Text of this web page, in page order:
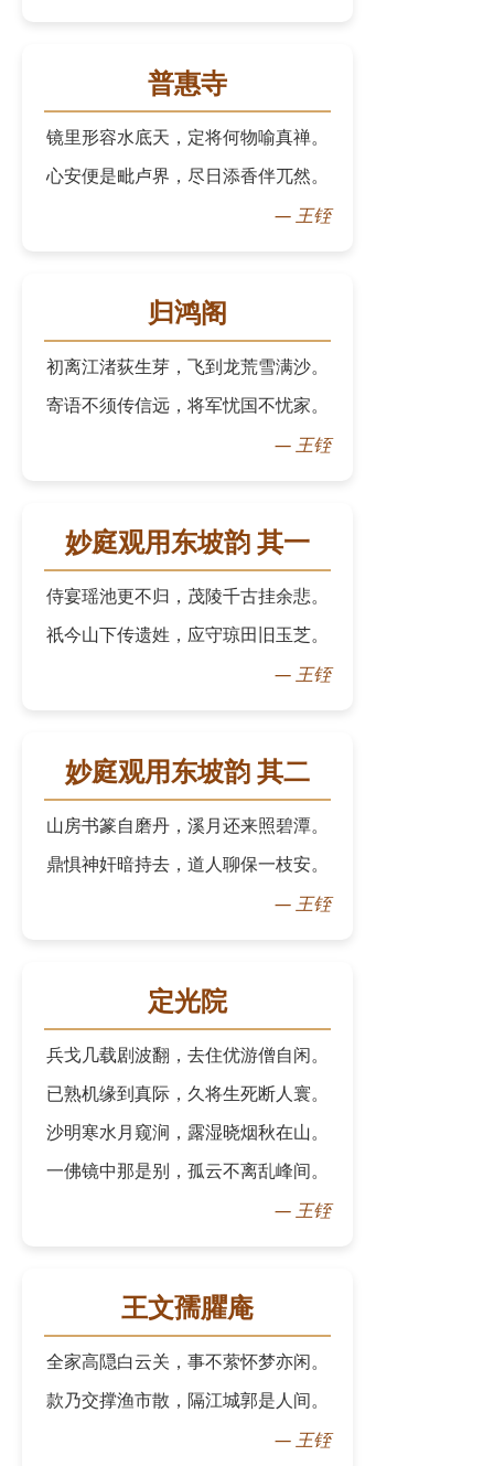
普惠寺
镜里形容水底天，定将何物喻真禅。
心安便是毗卢界，尽日添香伴兀然。
—王铚
归鸿阁
初离江渚荻生芽，飞到龙荒雪满沙。
寄语不须传信远，将军忧国不忧家。
—王铚
妙庭观用东坡韵 其一
侍宴瑶池更不归，茂陵千古挂余悲。
祇今山下传遗姓，应守琼田旧玉芝。
—王铚
妙庭观用东坡韵 其二
山房书篆自磨丹，溪月还来照碧潭。
鼎惧神奸暗持去，道人聊保一枝安。
—王铚
定光院
兵戈几载剧波翻，去住优游僧自闲。
已熟机缘到真际，久将生死断人寰。
沙明寒水月窥涧，露湿晓烟秋在山。
一佛镜中那是别，孤云不离乱峰间。
—王铚
王文孺臞庵
全家高隠白云关，事不萦怀梦亦闲。
款乃交撑渔市散，隔江城郭是人间。
—王铚